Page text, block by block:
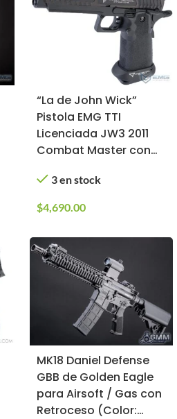
“La de John Wick”
Pistola EMG TTI
Licenciada JW3 2011
Combat Master con
para Airsoft
3 en stock
$4,690.00
MK18 Daniel Defense
GBB de Golden Eagle
para Airsoft / Gas con
Retroceso (Color: